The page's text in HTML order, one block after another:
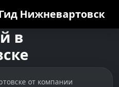
Нижневартовск
в
от компании